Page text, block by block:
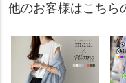
他のお客様はこちら